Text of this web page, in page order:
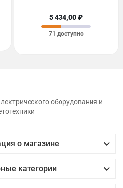
5 434,00 ₽
71 доступно
оборудования и
о магазине 
категории 